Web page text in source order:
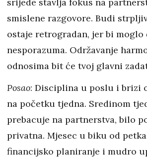
smislene razgovore. Budi
ostaje retrogradan, jer bi moglo
nesporazuma. Održavanje
odnosima bit će tvoj glavni
Posao: Disciplina u poslu i brizi
na početku tjedna. Sredinom
prebacuje na partnerstva, bilo
privatna. Mjesec u biku od
financijsko planiranje i mudro